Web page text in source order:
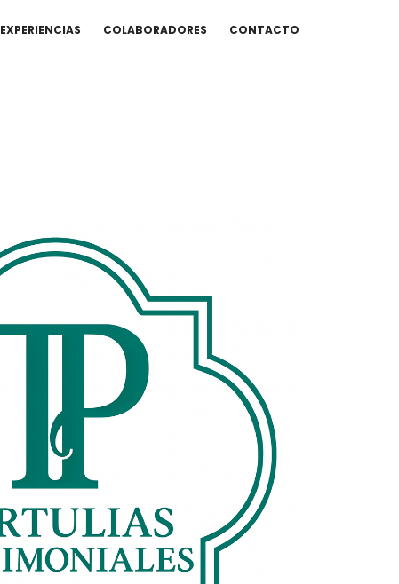
EXPERIENCIAS COLABORADORES CONTACTO